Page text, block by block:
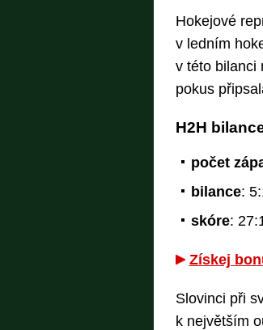
Hokejové
v ledním
v této bilanci
pokus
H2H
počet
bilance:
skóre:
Získej
Slovinci při
k největším